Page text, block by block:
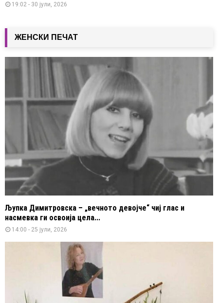
19:02 - 30 јули, 2026
ЖЕНСКИ ПЕЧАТ
Љупка Димитровска – „вечното девојче“ чиј глас и
насмевка ги освоија цела...
14:00 - 25 јули, 2026